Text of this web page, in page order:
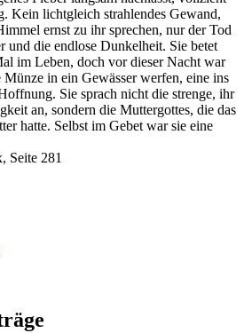
Kein lichtgleich strahlendes Gewand,
ernst zu ihr sprechen, nur der Tod
und die endlose Dunkelheit. Sie betet
im Leben, doch vor dieser Nacht war
in ein Gewässer werfen, eine ins
Sie sprach nicht die strenge, ihr
an, sondern die Muttergottes, die das
hatte. Selbst im Gebet war sie eine
Seite 281